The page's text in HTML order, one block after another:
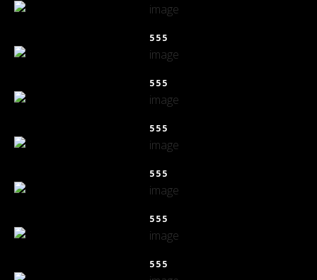
555
555
555
555
555
555